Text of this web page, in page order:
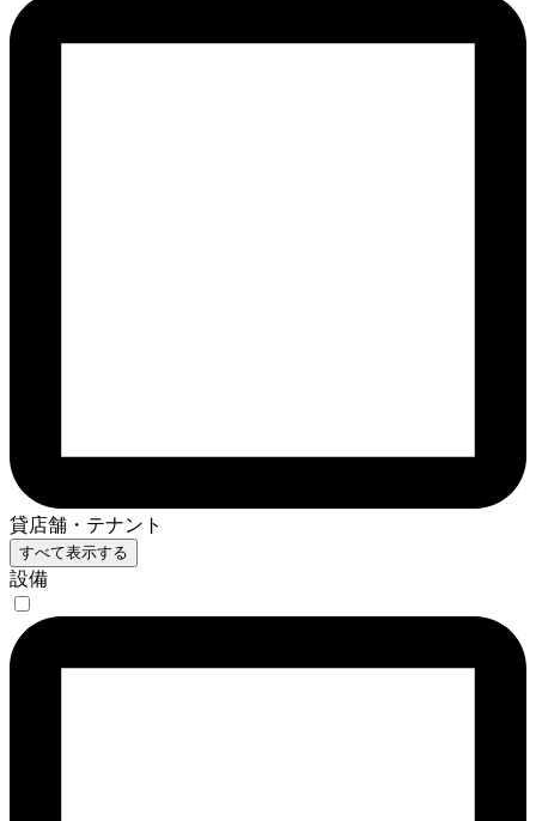
貸店舗・テナント
すべて表示する
設備